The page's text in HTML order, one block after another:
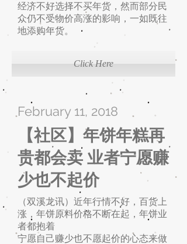
经济不好选择不买年货，然而部分民
众仍不受物价高涨的影响，一如既往
地添购年货。
Click Here
February 11, 2018
【社区】年饼年糕再
贵都会卖 业者宁愿赚
少也不起价
（双溪龙讯）近年行情不好，百货上
涨，年饼原料价格不断在起，年饼业
者都抱着
宁愿自己赚少也不愿起价的心态来做